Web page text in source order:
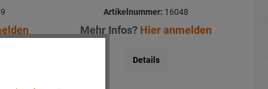
Artikelnummer: 16048
Mehr Infos? Hier anmelden
Details